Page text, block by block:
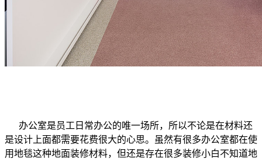
办公室是员工日常办公的唯一场所，所以不论是在材料还
是设计上面都需要花费很大的心思。虽然有很多办公室都在使
用地毯这种地面装修材料，但还是存在很多装修小白不知道地